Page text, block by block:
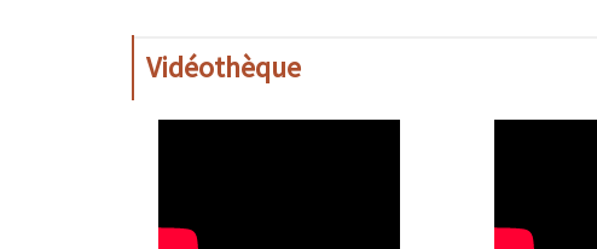
Vidéothèque